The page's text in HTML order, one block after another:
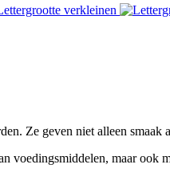
verkleinen
Ze geven niet alleen
maar ook